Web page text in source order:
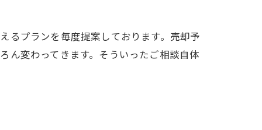
るプランを毎度提案しております。売却予
ん変わってきます。そういったご相談自体